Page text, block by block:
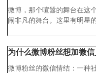
微博，那个喧嚣的舞台在这
闹非凡的舞台。这里有明星
为什么微博粉丝想加微
微博粉丝的微信情结：一种